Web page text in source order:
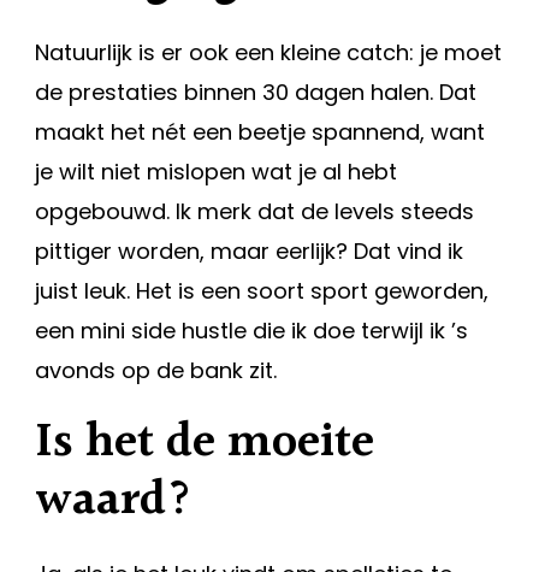
Natuurlijk is er ook een kleine catch: je moet
de prestaties binnen 30 dagen halen. Dat
maakt het nét een beetje spannend, want
je wilt niet mislopen wat je al hebt
opgebouwd. Ik merk dat de levels steeds
pittiger worden, maar eerlijk? Dat vind ik
juist leuk. Het is een soort sport geworden,
een mini side hustle die ik doe terwijl ik ’s
avonds op de bank zit.
Is het de moeite
waard?